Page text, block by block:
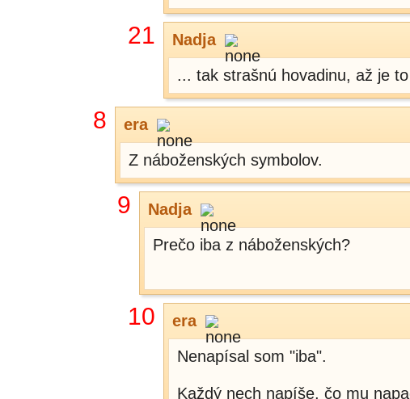
21 Nadja
... tak strašnú hovadinu, až je
8 era
Z náboženských symbolov.
9 Nadja
Prečo iba z náboženských?
10 era
Nenapísal som "iba".
Každý nech napíše, čo mu